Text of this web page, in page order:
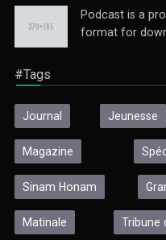
Podcast is a
format for
#Tags
Journal Jeunesse
Magazine
Sinam Honam
Matinale Tribune